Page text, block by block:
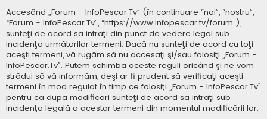
t
Accesând „Forum - InfoPescar.Tv” (în continuare “noi”, “nostru”,
“Forum - InfoPescar.Tv”, “https://www.infopescar.tv/forum”),
sunteţi de acord să intraţi din punct de vedere legal sub
incidenţa următorilor termeni. Dacă nu sunteţi de acord cu toţi
aceşti termeni, vă rugăm să nu accesaţi şi/sau folosiţi „Forum -
InfoPescar.Tv”. Putem schimba aceste reguli oricând şi ne vom
strădui să vă informăm, deşi ar fi prudent să verificaţi aceşti
termeni în mod regulat în timp ce folosiţi „Forum - InfoPescar.Tv”
pentru că după modificări sunteţi de acord să intraţi sub
incidenţa legală a acestor termeni din momentul modificării lor.